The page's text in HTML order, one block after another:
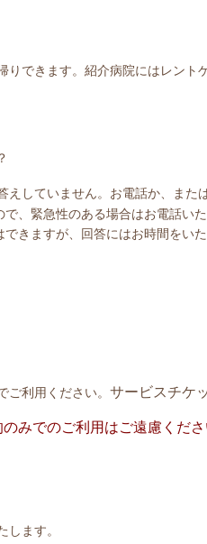
りできます。紹介病院にはレント
していません。お電話か、また
、緊急性のある場合はお電話い
きますが、回答にはお時間をいた
利用ください。 サービスチケ
みでのご利用はご遠慮くださ
します。